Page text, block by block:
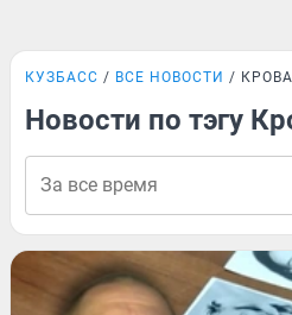
КУЗБАСС ВСЕ НОВОСТИ
Новости по тэгу